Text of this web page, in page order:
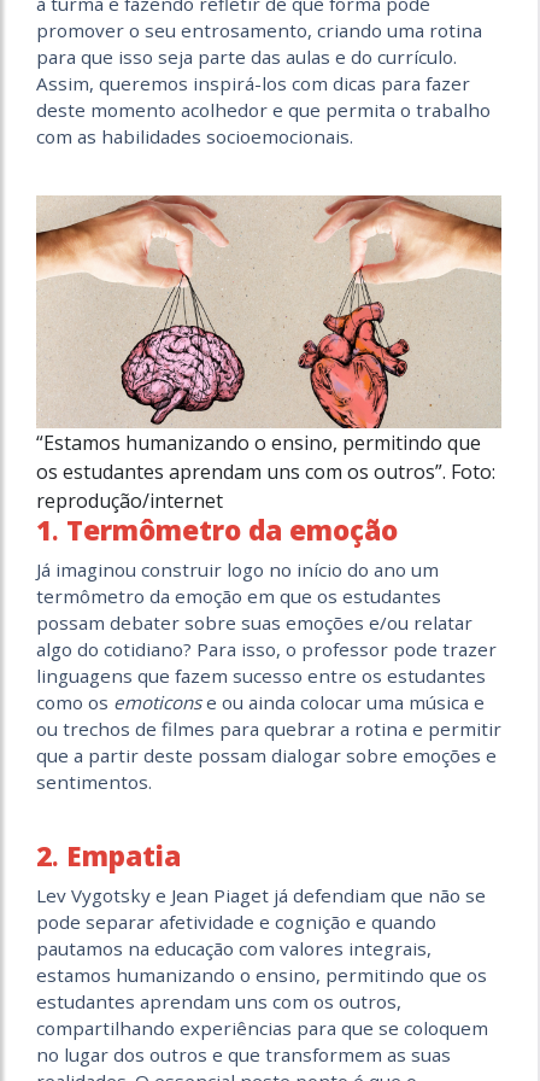
promover o seu entrosamento, criando uma rotina
para que isso seja parte das aulas e do currículo.
Assim, queremos inspirá-los com dicas para fazer
deste momento acolhedor e que permita o trabalho
com as habilidades socioemocionais.
“Estamos humanizando o ensino, permitindo que
os estudantes aprendam uns com os outros”. Foto:
reprodução/internet
1. Termômetro da emoção
Já imaginou construir logo no início do ano um
termômetro da emoção em que os estudantes
possam debater sobre suas emoções e/ou relatar
algo do cotidiano? Para isso, o professor pode trazer
linguagens que fazem sucesso entre os estudantes
como os emoticonse ou ainda colocar uma música e
ou trechos de filmes para quebrar a rotina e permitir
que a partir deste possam dialogar sobre emoções e
sentimentos.
2. Empatia
Lev Vygotsky e Jean Piaget já defendiam que não se
pode separar afetividade e cognição e quando
pautamos na educação com valores integrais,
estamos humanizando o ensino, permitindo que os
estudantes aprendam uns com os outros,
compartilhando experiências para que se coloquem
no lugar dos outros e que transformem as suas